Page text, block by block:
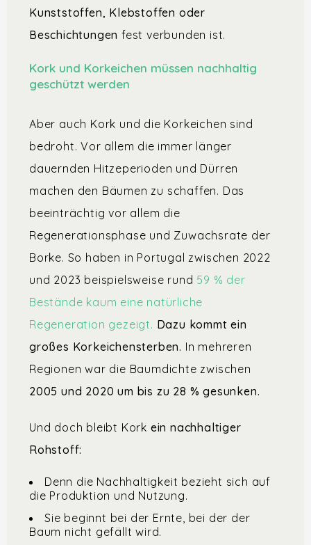
Kunststoffen, Klebstoffen oder
Beschichtungen fest verbunden ist.
Kork und Korkeichen müssen nachhaltig
geschützt werden
Aber auch Kork und die Korkeichen sind
bedroht. Vor allem die immer länger
dauernden Hitzeperioden und Dürren
machen den Bäumen zu schaffen. Das
beeinträchtig vor allem die
Regenerationsphase und Zuwachsrate der
Borke. So haben in Portugal zwischen 2022
und 2023 beispielsweise rund 59 % der
Bestände kaum eine natürliche
Regeneration gezeigt. Dazu kommt ein
großes Korkeichensterben. In mehreren
Regionen war die Baumdichte zwischen
2005 und 2020 um bis zu 28 % gesunken.
Und doch bleibt Kork ein nachhaltiger
Rohstoff:
Denn die Nachhaltigkeit bezieht sich auf
die Produktion und Nutzung.
Sie beginnt bei der Ernte, bei der der
Baum nicht gefällt wird.